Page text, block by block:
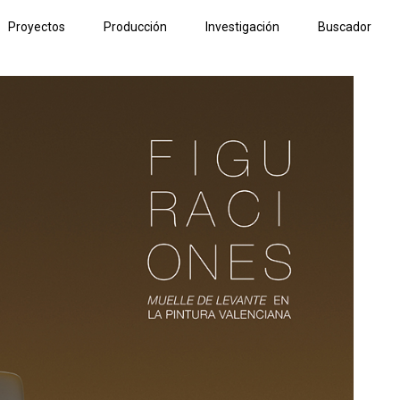
Proyectos Producción Investigación Buscador